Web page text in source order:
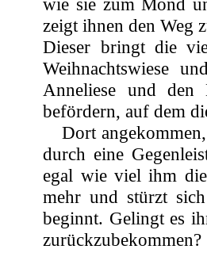
wie sie zum Mond
zeigt ihnen den Weg
Dieser bringt die
Weihnachtswiese
Anneliese und den
befördern, auf dem
Dort angekommen,
durch eine
egal wie viel ihm
mehr und stürzt
beginnt. Gelingt es
zurückzubekommen?